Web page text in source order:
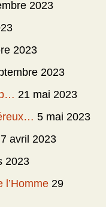
2023
2023
2023
21 mai 2023
5 mai 2023
7 avril 2023
2023
l’Homme 29